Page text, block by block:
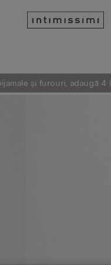
și furouri, adaugă 4